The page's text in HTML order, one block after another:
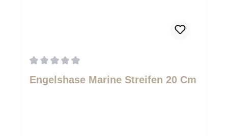
Engelshase Marine Streifen 20 Cm